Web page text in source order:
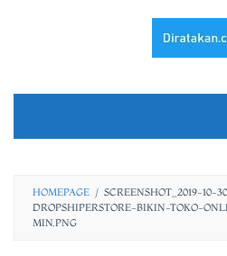
HOMEPAGE / SCREENSHOT_2019-10-
DROPSHIPERSTORE-BIKIN-TOKO-
MIN.PNG